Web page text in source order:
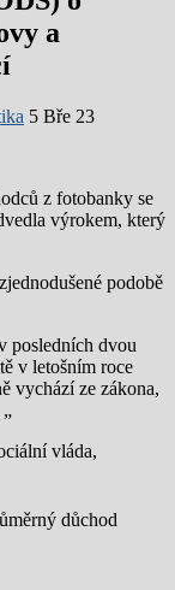
a
5 Bře 23
z fotobanky se
výrokem, který
podobě
posledních dvou
v letošním roce
vychází ze zákona,
vláda,
důchod